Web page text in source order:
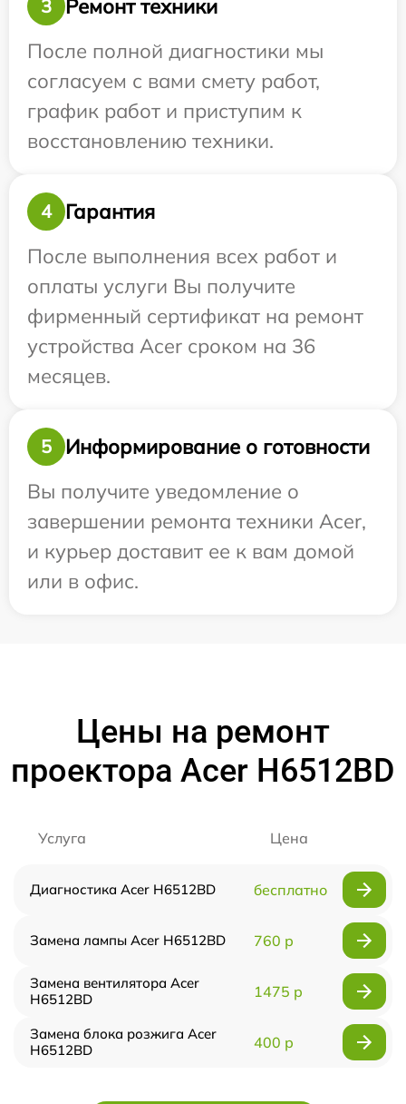
3
Ремонт техники
После полной диагностики мы
согласуем с вами смету работ,
график работ и приступим к
восстановлению техники.
4
Гарантия
После выполнения всех работ и
оплаты услуги Вы получите
фирменный сертификат на ремонт
устройства Acer сроком на 36
месяцев.
5
Информирование о готовности
Вы получите уведомление о
завершении ремонта техники Acer,
и курьер доставит ее к вам домой
или в офис.
Цены на ремонт
проектора Acer H6512BD
Услуга Цена
Диагностика Acer H6512BD бесплатно
Замена лампы Acer H6512BD 760 р
Замена вентилятора Acer
H6512BD
1475 р
Замена блока розжига Acer
H6512BD
400 р